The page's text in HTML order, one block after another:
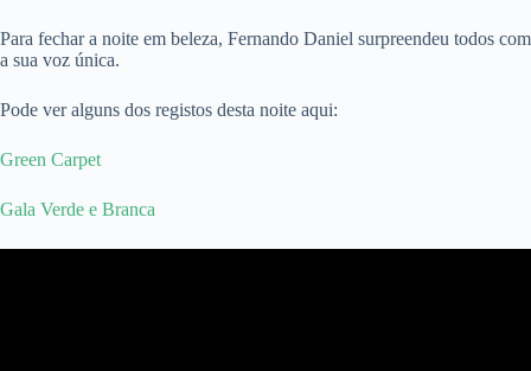
Para fechar a noite em beleza, Fernando Daniel surpreendeu todos com
a sua voz única.
Pode ver alguns dos registos desta noite aqui:
Green Carpet
Gala Verde e Branca